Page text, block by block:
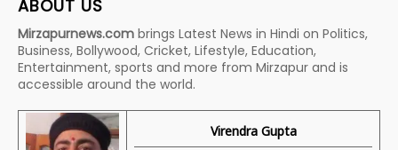
ABOUT US
Mirzapurnews.com brings Latest News in Hindi on Politics,
Business, Bollywood, Cricket, Lifestyle, Education,
Entertainment, sports and more from Mirzapur and is
accessible around the world.
Virendra Gupta